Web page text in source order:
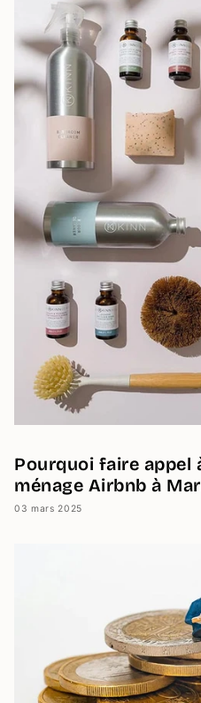
Pourquoi faire appel
ménage Airbnb à
03 mars 2025